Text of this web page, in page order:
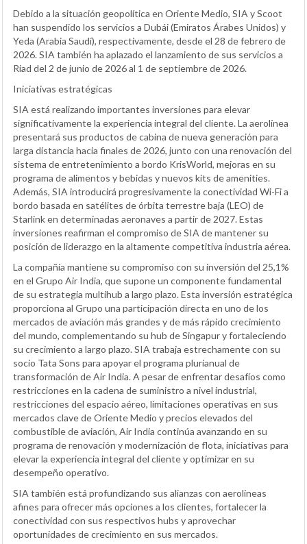
Debido a la situación geopolítica en Oriente Medio, SIA y Scoot
han suspendido los servicios a Dubái (Emiratos Árabes Unidos) y
Yeda (Arabia Saudí), respectivamente, desde el 28 de febrero de
2026. SIA también ha aplazado el lanzamiento de sus servicios a
Riad del 2 de junio de 2026 al 1 de septiembre de 2026.
Iniciativas estratégicas
SIA está realizando importantes inversiones para elevar
significativamente la experiencia integral del cliente. La aerolínea
presentará sus productos de cabina de nueva generación para
larga distancia hacia finales de 2026, junto con una renovación del
sistema de entretenimiento a bordo KrisWorld, mejoras en su
programa de alimentos y bebidas y nuevos kits de amenities.
Además, SIA introducirá progresivamente la conectividad Wi-Fi a
bordo basada en satélites de órbita terrestre baja (LEO) de
Starlink en determinadas aeronaves a partir de 2027. Estas
inversiones reafirman el compromiso de SIA de mantener su
posición de liderazgo en la altamente competitiva industria aérea.
La compañía mantiene su compromiso con su inversión del 25,1%
en el Grupo Air India, que supone un componente fundamental
de su estrategia multihub a largo plazo. Esta inversión estratégica
proporciona al Grupo una participación directa en uno de los
mercados de aviación más grandes y de más rápido crecimiento
del mundo, complementando su hub de Singapur y fortaleciendo
su crecimiento a largo plazo. SIA trabaja estrechamente con su
socio Tata Sons para apoyar el programa plurianual de
transformación de Air India. A pesar de enfrentar desafíos como
restricciones en la cadena de suministro a nivel industrial,
restricciones del espacio aéreo, limitaciones operativas en sus
mercados clave de Oriente Medio y precios elevados del
combustible de aviación, Air India continúa avanzando en su
programa de renovación y modernización de flota, iniciativas para
elevar la experiencia integral del cliente y optimizar en su
desempeño operativo.
SIA también está profundizando sus alianzas con aerolíneas
afines para ofrecer más opciones a los clientes, fortalecer la
conectividad con sus respectivos hubs y aprovechar
oportunidades de crecimiento en sus mercados.